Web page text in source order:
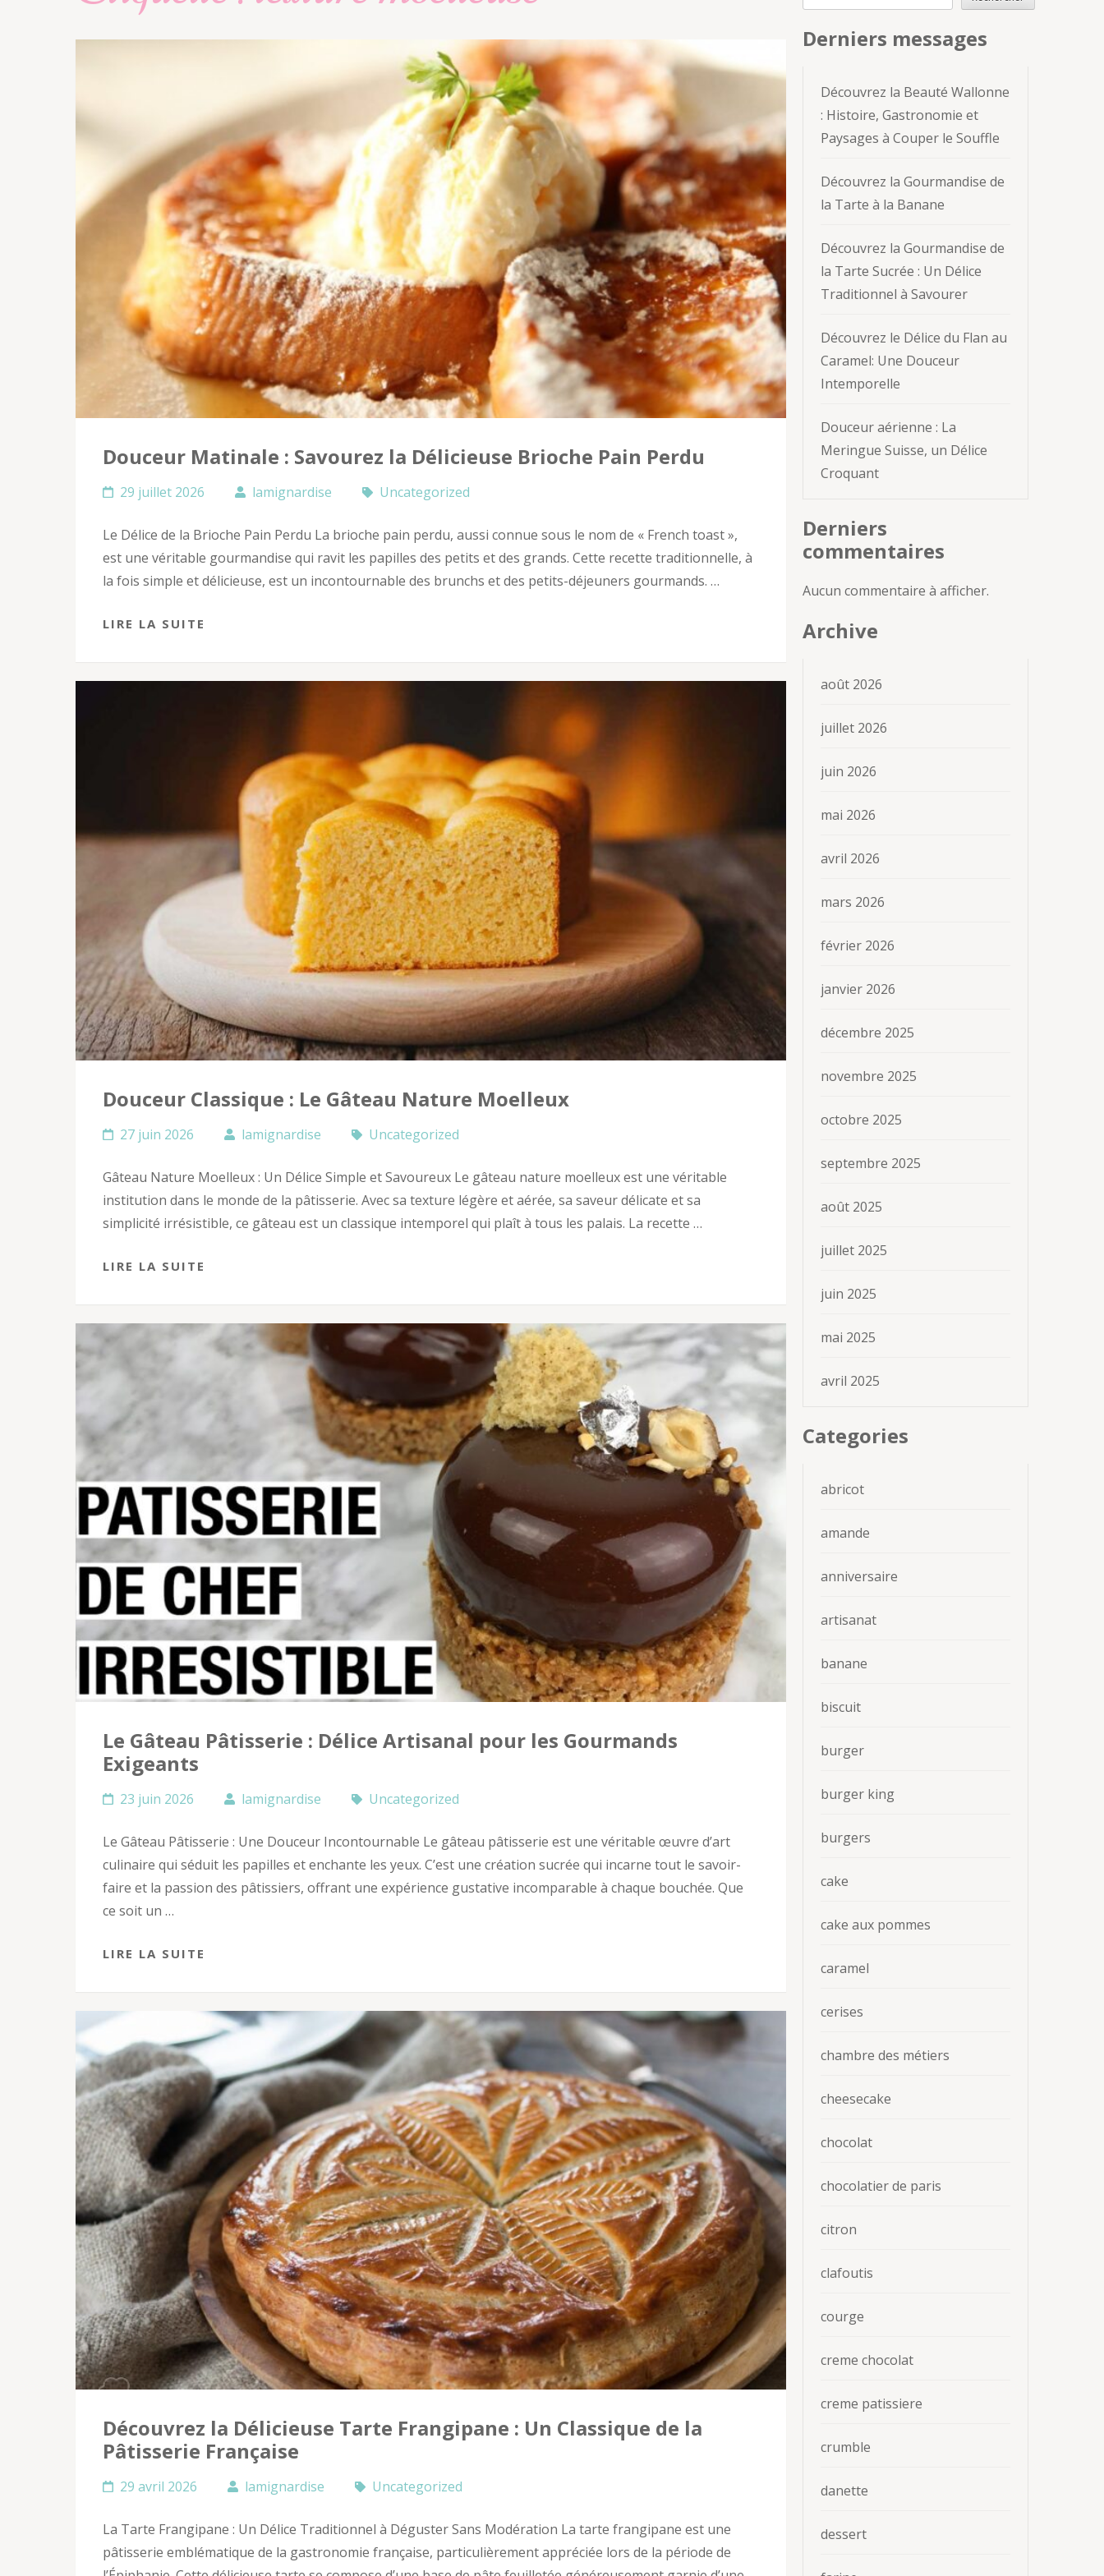
Douceur Matinale : Savourez la Délicieuse Brioche Pain Perdu
29 juillet 2026 lamignardise Uncategorized
Le Délice de la Brioche Pain Perdu La brioche pain perdu, aussi connue sous le nom de « French toast »,
est une véritable gourmandise qui ravit les papilles des petits et des grands. Cette recette traditionnelle, à
la fois simple et délicieuse, est un incontournable des brunchs et des petits-déjeuners gourmands. …
LIRE LA SUITE
Douceur Classique : Le Gâteau Nature Moelleux
27 juin 2026 lamignardise Uncategorized
Gâteau Nature Moelleux : Un Délice Simple et Savoureux Le gâteau nature moelleux est une véritable
institution dans le monde de la pâtisserie. Avec sa texture légère et aérée, sa saveur délicate et sa
simplicité irrésistible, ce gâteau est un classique intemporel qui plaît à tous les palais. La recette …
LIRE LA SUITE
Le Gâteau Pâtisserie : Délice Artisanal pour les Gourmands
Exigeants
23 juin 2026 lamignardise Uncategorized
Le Gâteau Pâtisserie : Une Douceur Incontournable Le gâteau pâtisserie est une véritable œuvre d’art
culinaire qui séduit les papilles et enchante les yeux. C’est une création sucrée qui incarne tout le savoir-
faire et la passion des pâtissiers, offrant une expérience gustative incomparable à chaque bouchée. Que
ce soit un …
LIRE LA SUITE
Découvrez la Délicieuse Tarte Frangipane : Un Classique de la
Pâtisserie Française
29 avril 2026 lamignardise Uncategorized
La Tarte Frangipane : Un Délice Traditionnel à Déguster Sans Modération La tarte frangipane est une
pâtisserie emblématique de la gastronomie française, particulièrement appréciée lors de la période de
Derniers messages
Découvrez la Beauté Wallonne
: Histoire, Gastronomie et
Paysages à Couper le Souffle
Découvrez la Gourmandise de
la Tarte à la Banane
Découvrez la Gourmandise de
la Tarte Sucrée : Un Délice
Traditionnel à Savourer
Découvrez le Délice du Flan au
Caramel: Une Douceur
Intemporelle
Douceur aérienne : La
Meringue Suisse, un Délice
Croquant
Derniers
commentaires
Aucun commentaire à afficher.
Archive
août 2026
juillet 2026
juin 2026
mai 2026
avril 2026
mars 2026
février 2026
janvier 2026
décembre 2025
novembre 2025
octobre 2025
septembre 2025
août 2025
juillet 2025
juin 2025
mai 2025
avril 2025
Categories
abricot
amande
anniversaire
artisanat
banane
biscuit
burger
burger king
burgers
cake
cake aux pommes
caramel
cerises
chambre des métiers
cheesecake
chocolat
chocolatier de paris
citron
clafoutis
courge
creme chocolat
creme patissiere
crumble
danette
dessert